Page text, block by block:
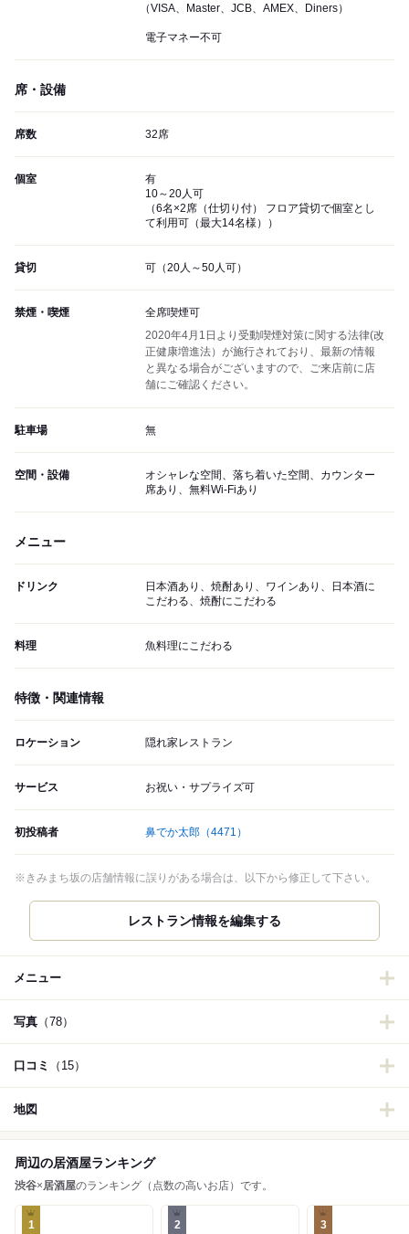
（VISA、Master、JCB、AMEX、Diners）
電子マネー不可
席・設備
席数 32席
個室
有
10～20人可
（6名×2席（仕切り付） フロア貸切で個室とし
て利用可（最大14名様））
貸切 可（20人～50人可）
禁煙・喫煙
全席喫煙可
2020年4月1日より受動喫煙対策に関する法律(改
正健康増進法）が施行されており、最新の情報
と異なる場合がございますので、ご来店前に店
舗にご確認ください。
駐車場 無
空間・設備
オシャレな空間、落ち着いた空間、カウンター
席あり、無料Wi-Fiあり
メニュー
ドリンク
日本酒あり、焼酎あり、ワインあり、日本酒に
こだわる、焼酎にこだわる
料理 魚料理にこだわる
特徴・関連情報
ロケーション 隠れ家レストラン
サービス お祝い・サプライズ可
初投稿者 鼻でか太郎 （4471）
※きみまち坂の店舗情報に誤りがある場合は、以下から修正して下さい。
レストラン情報を編集する
メニュー
写真 （78）
口コミ （15）
地図
周辺の居酒屋ランキング
渋谷×居酒屋のランキング（点数の高いお店）です。
1 2 3